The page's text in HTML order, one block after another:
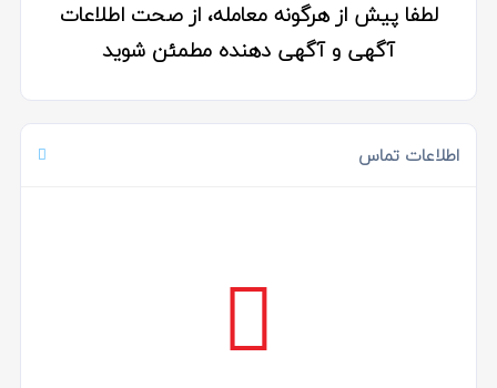
لطفا پیش از هرگونه معامله، از صحت اطلاعات
آگهی و آگهی دهنده مطمئن شوید
اطلاعات تماس